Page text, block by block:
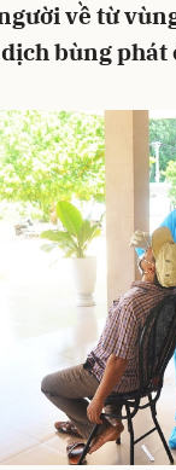
về từ
bùng phát